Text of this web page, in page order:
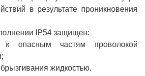
в результате проникновения
IP54 защищен:
опасным частям проволокой
жидкостью.